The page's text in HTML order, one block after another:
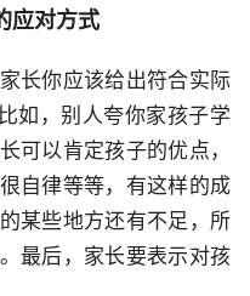
应对方式
长你应该给出符合实际
如，别人夸你家孩子学
可以肯定孩子的优点，
自律等等，有这样的成
某些地方还有不足，所
最后，家长要表示对孩